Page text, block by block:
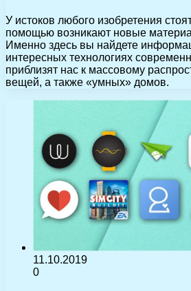
У истоков любого изобретения
помощью возникают новые
Именно здесь вы найдете
интересных технологиях
приблизят нас к массовому
вещей, а также «умных» домов.
11.10.2019
0